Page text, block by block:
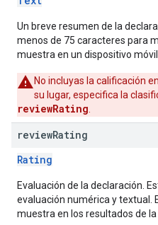
Un breve resumen de la
menos de 75 caracteres para
muestra en un dispositivo móvil.
No incluyas la calificación
su lugar, especifica la
reviewRating
reviewRating
Rating
Evaluación de la declaración.
evaluación numérica y textual.
muestra en los resultados de la